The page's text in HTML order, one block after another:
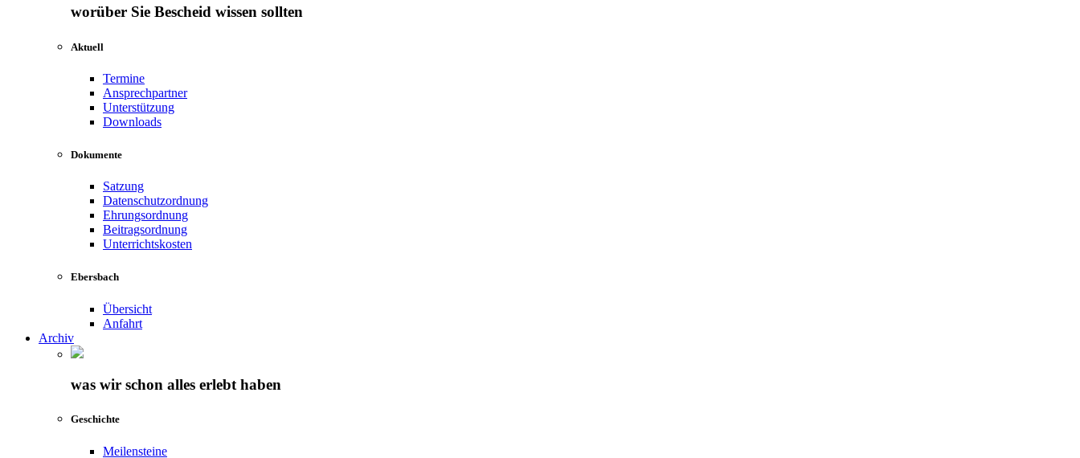
worüber Sie Bescheid wissen sollten
Aktuell
Termine
Ansprechpartner
Unterstützung
Downloads
Dokumente
Satzung
Datenschutzordnung
Ehrungsordnung
Beitragsordnung
Unterrichtskosten
Ebersbach
Übersicht
Anfahrt
Archiv
was wir schon alles erlebt haben
Geschichte
Meilensteine